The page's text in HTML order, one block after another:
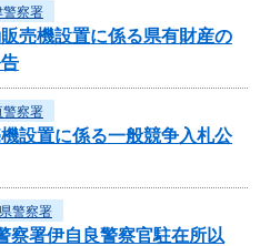
警察署
売機設置に係る県有財産の
警察署
設置に係る一般競争入札公
警察署
署伊自良警察官駐在所以